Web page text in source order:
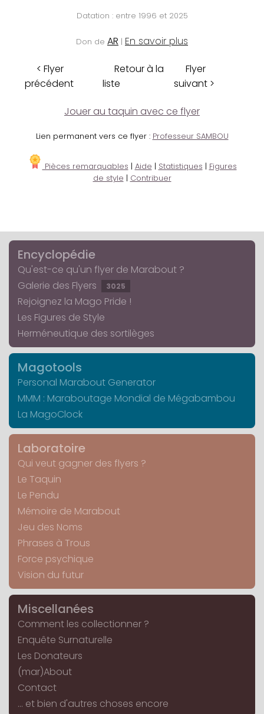
Datation : entre 1996 et 2025
Don de AR | En savoir plus
< Flyer
précédent
Retour à la
liste
Flyer
suivant >
Jouer au taquin avec ce flyer
Lien permanent vers ce flyer : Professeur SAMBOU
Pièces remarquables | Aide | Statistiques | Figures
de style | Contribuer
Encyclopédie
Qu'est-ce qu'un flyer de Marabout ?
Galerie des Flyers
3025
Rejoignez la Mago Pride !
Les Figures de Style
Herméneutique des sortilèges
Magotools
Personal Marabout Generator
MMM : Maraboutage Mondial de Mégabambou
La MagoClock
Laboratoire
Qui veut gagner des flyers ?
Le Taquin
Le Pendu
Mémoire de Marabout
Jeu des Noms
Phrases à Trous
Force psychique
Vision du futur
Miscellanées
Comment les collectionner ?
Enquête Surnaturelle
Les Donateurs
(mar)About
Contact
... et bien d'autres choses encore